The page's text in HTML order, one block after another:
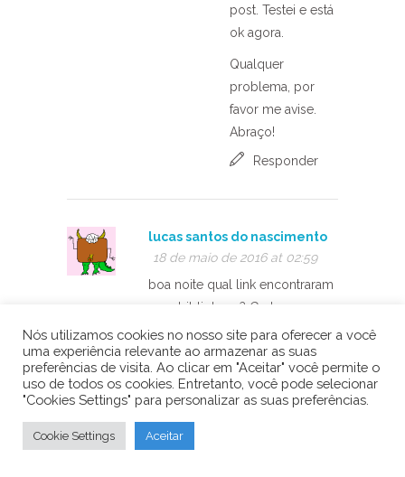
post. Testei e está
ok agora.
Qualquer
problema, por
favor me avise.
Abraço!
Responder
lucas santos do nascimento
18 de maio de 2016 at 02:59
boa noite qual link encontraram
essa biblioteca ? Grato
Responder
Arduino e Cia
20
de maio de 2016
Nós utilizamos cookies no nosso site para oferecer a você
uma experiência relevante ao armazenar as suas
preferências de visita. Ao clicar em "Aceitar" você permite o
uso de todos os cookies. Entretanto, você pode selecionar
"Cookies Settings" para personalizar as suas preferências.
Cookie Settings Aceitar